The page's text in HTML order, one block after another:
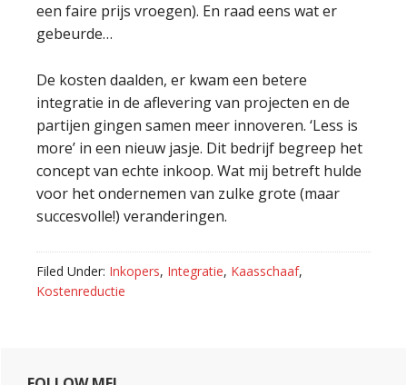
een faire prijs vroegen). En raad eens wat er
gebeurde…
De kosten daalden, er kwam een betere
integratie in de aflevering van projecten en de
partijen gingen samen meer innoveren. ‘Less is
more’ in een nieuw jasje. Dit bedrijf begreep het
concept van echte inkoop. Wat mij betreft hulde
voor het ondernemen van zulke grote (maar
succesvolle!) veranderingen.
Filed Under: Inkopers, Integratie, Kaasschaaf,
Kostenreductie
Primary